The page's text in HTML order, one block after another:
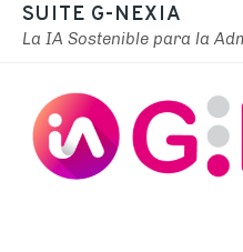
SUITE G-NEXIA
La IA Sostenible para la